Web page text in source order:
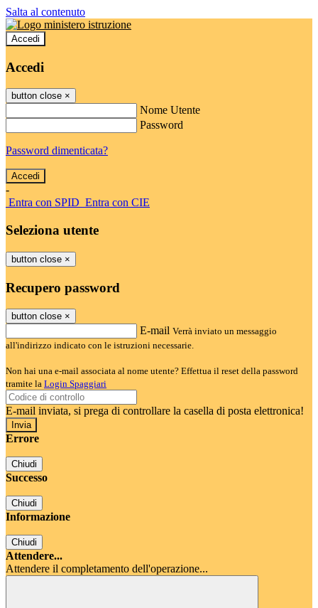
Salta al contenuto
Accedi
Accedi
button close ×
Nome Utente
Password
Password dimenticata?
-
Entra con SPID Entra con CIE
Seleziona utente
button close ×
Recupero password
button close ×
E-mail Verrà inviato un messaggio
all'indirizzo indicato con le istruzioni necessarie.
Non hai una e-mail associata al nome utente? Effettua il reset della password
tramite la Login Spaggiari
E-mail inviata, si prega di controllare la casella di posta elettronica!
Errore
Chiudi
Successo
Chiudi
Informazione
Chiudi
Attendere...
Attendere il completamento dell'operazione...